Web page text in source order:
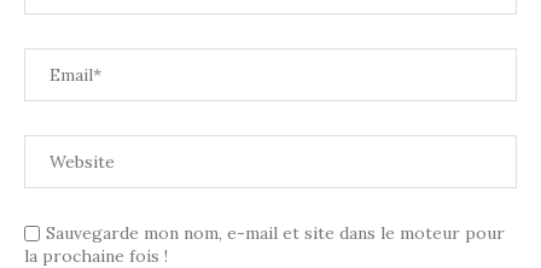
Sauvegarde mon nom, e-mail et site dans le moteur pour
la prochaine fois !